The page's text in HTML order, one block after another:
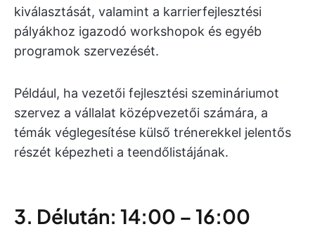
kiválasztását, valamint a karrierfejlesztési
pályákhoz igazodó workshopok és egyéb
programok szervezését.
Például, ha vezetői fejlesztési szemináriumot
szervez a vállalat középvezetői számára, a
témák véglegesítése külső trénerekkel jelentős
részét képezheti a teendőlistájának.
3. Délután: 14:00 – 16:00